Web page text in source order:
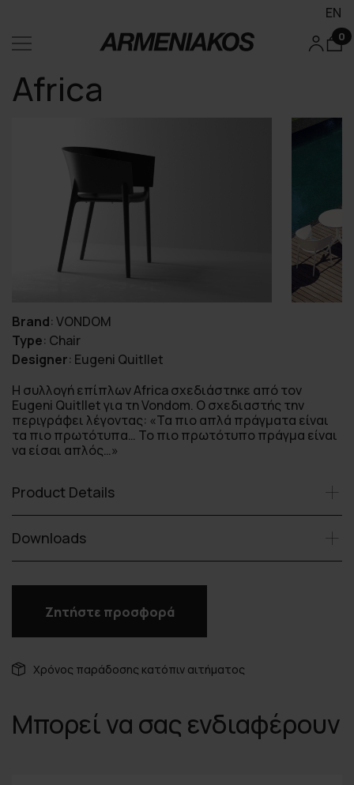
EN
0
Africa
Brand:VONDOM
Type: Chair
Designer: Eugeni Quitllet
Η συλλογή επίπλων Africa σχεδιάστηκε από τον
Eugeni Quitllet για τη Vondom. Ο σχεδιαστής την
περιγράφει λέγοντας: «Τα πιο απλά πράγματα είναι
τα πιο πρωτότυπα… Το πιο πρωτότυπο πράγμα είναι
να είσαι απλός…»
Product Details
Downloads
Ζητήστε προσφορά
Χρόνος παράδοσης κατόπιν αιτήματος
Μπορεί να σας ενδιαφέρουν